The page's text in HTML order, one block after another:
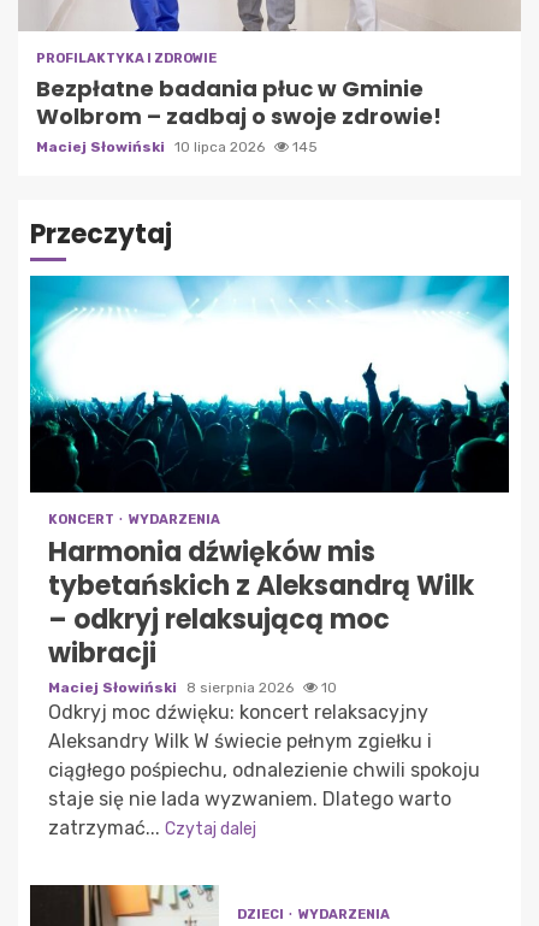
PROFILAKTYKA I ZDROWIE
Bezpłatne badania płuc w Gminie
Wolbrom – zadbaj o swoje zdrowie!
Maciej Słowiński 10 lipca 2026 145
Przeczytaj
KONCERT WYDARZENIA
Harmonia dźwięków mis
tybetańskich z Aleksandrą Wilk
– odkryj relaksującą moc
wibracji
Maciej Słowiński 8 sierpnia 2026 10
Odkryj moc dźwięku: koncert relaksacyjny
Aleksandry Wilk W świecie pełnym zgiełku i
ciągłego pośpiechu, odnalezienie chwili spokoju
staje się nie lada wyzwaniem. Dlatego warto
zatrzymać... Czytaj dalej
DZIECI WYDARZENIA